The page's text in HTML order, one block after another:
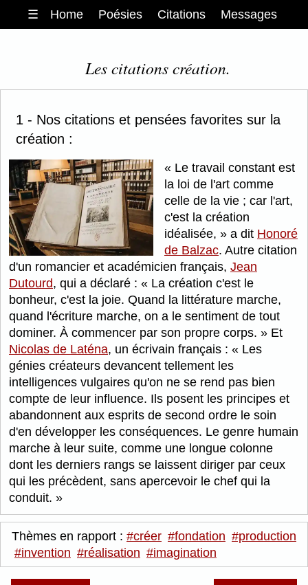
☰ Home Poésies Citations Messages
Les citations création.
1 - Nos citations et pensées favorites sur la
création :
Le travail constant est
la loi de l'art comme
celle de la vie ; car l'art,
c'est la création
idéalisée,
a dit Honoré
de Balzac. Autre citation
d'un romancier et académicien français, Jean
Dutourd, qui a déclaré :
La création c'est le
bonheur, c'est la joie. Quand la littérature marche,
quand l'écriture marche, on a le sentiment de tout
dominer. À commencer par son propre corps.
Et
Nicolas de Laténa, un écrivain français :
Les
génies créateurs devancent tellement les
intelligences vulgaires qu'on ne se rend pas bien
compte de leur influence. Ils posent les principes et
abandonnent aux esprits de second ordre le soin
d'en développer les conséquences. Le genre humain
marche à leur suite, comme une longue colonne
dont les derniers rangs se laissent diriger par ceux
qui les précèdent, sans apercevoir le chef qui la
conduit.
Thèmes en rapport : #créer #fondation #production
#invention #réalisation #imagination